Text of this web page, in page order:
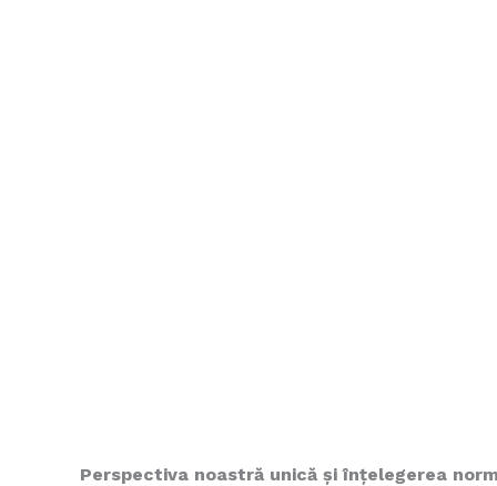
Perspectiva noastră unică și înțelegerea